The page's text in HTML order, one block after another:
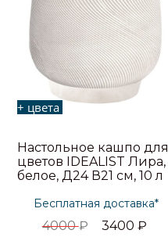
+ цвета
Настольное кашпо для
цветов IDEALIST Лира,
белое, Д24 В21 см, 10 л
Бесплатная доставка*
4000₽ 3400 ₽